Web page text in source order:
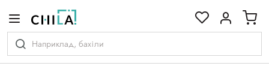
гамі